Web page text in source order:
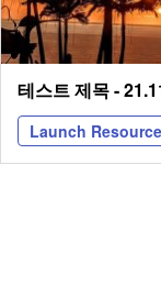
테스트 제목 -
Launch Resource